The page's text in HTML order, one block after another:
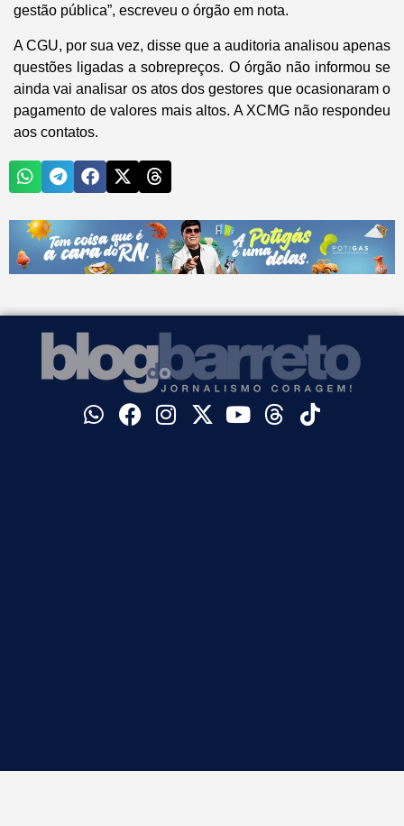
gestão pública”, escreveu o órgão em nota.
A CGU, por sua vez, disse que a auditoria analisou apenas
questões ligadas a sobrepreços. O órgão não informou se
ainda vai analisar os atos dos gestores que ocasionaram o
pagamento de valores mais altos. A XCMG não respondeu
aos contatos.